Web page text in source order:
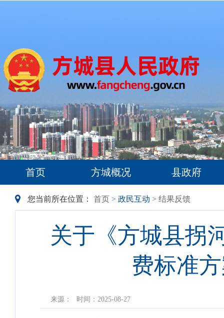
首页 方城概况 县政府
您当前所在位置： 首页 > 政民互动 > 结果反馈
关于《方城县拐
费标准
来源： 时间：2025-08-27